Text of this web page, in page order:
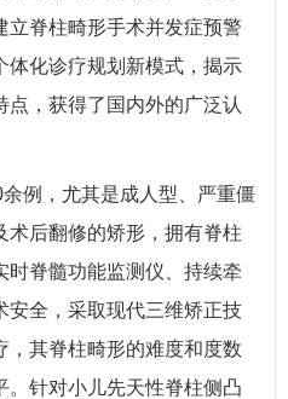
立脊柱畸形手术并发症预警
体化诊疗规划新模式，揭示
，获得了国内外的广泛认
，尤其是成人型、严重僵
术后翻修的矫形，拥有脊柱
时脊髓功能监测仪、持续牵
安全，采取现代三维矫正技
，其脊柱畸形的难度和度数
。针对小儿先天性脊柱侧凸